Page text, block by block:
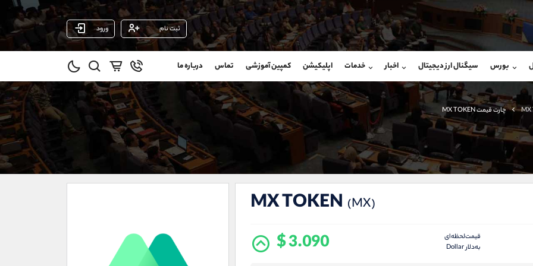
ثبت نام ورود
بورس سیگنال ارز دیجیتال اخبار خدمات اپلیکیشن کمپین آموزشی تماس درباره ما
MX چارت قیمت MX TOKEN
MX TOKEN (MX)
قیمت‌لحظه‌ای
به‌دلار Dollar
$ 3.090
شروع گفتگو
@Armteam_admin_por
107
شروع گفتگو
@Armteam_admin_104
داخلی 104
(محسن یزدی)
09304891085
واتساپ شروع گفتگو
تلگرام @Armteam_admin_103
021-22021030
021-22021040
@alirezamehrabi_com
@alirezamehrabi_official